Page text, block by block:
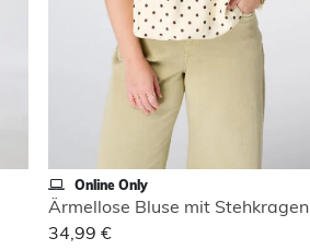
Online Only
Ärmellose Bluse mit Stehkragen
34,99 €